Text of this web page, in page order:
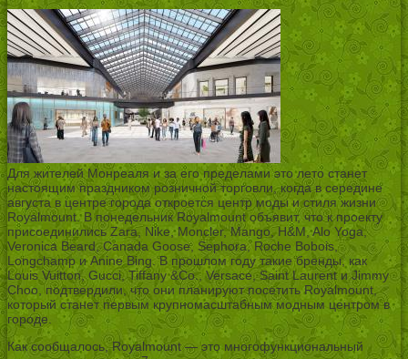
Для жителей Монреаля и за его пределами это лето станет
настоящим праздником розничной торговли, когда в середине
августа в центре города откроется центр моды и стиля жизни
Royalmount. В понедельник Royalmount объявит, что к проекту
присоединились Zara, Nike, Moncler, Mango, H&M, Alo Yoga,
Veronica Beard, Canada Goose, Sephora, Roche Bobois,
Longchamp и Anine Bing. В прошлом году такие бренды, как
Louis Vuitton, Gucci, Tiffany &Co., Versace, Saint Laurent и Jimmy
Choo, подтвердили, что они планируют посетить Royalmount,
который станет первым крупномасштабным модным центром в
городе.
Как сообщалось, Royalmount — это многофункциональный